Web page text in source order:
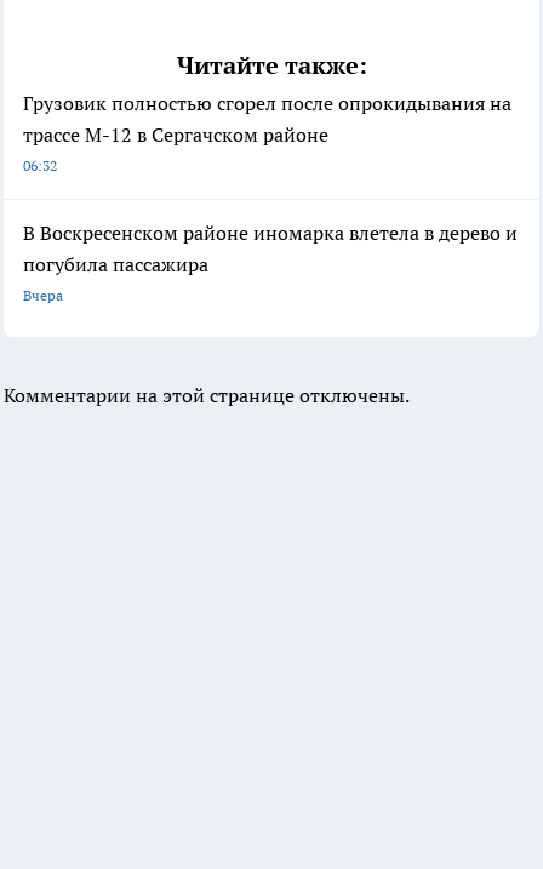
Читайте также:
Грузовик полностью сгорел после опрокидывания на
трассе М-12 в Сергачском районе
06:32
В Воскресенском районе иномарка влетела в дерево и
погубила пассажира
Вчера
Комментарии на этой странице отключены.